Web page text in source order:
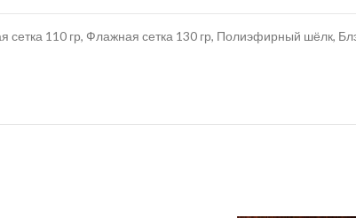
сетка 110 гр, Флажная сетка 130 гр, Полиэфирный шёлк,